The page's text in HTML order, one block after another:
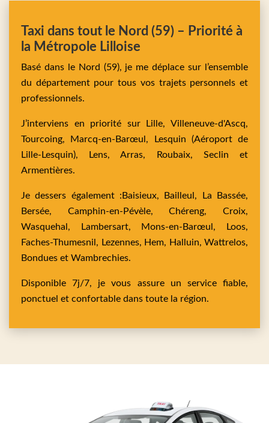
Taxi dans tout le Nord (59) – Priorité à
la Métropole Lilloise
Basé dans le Nord (59), je me déplace sur l’ensemble
du département pour tous vos trajets personnels et
professionnels.
J’interviens en priorité surLille,Villeneuve-d'Ascq,
Tourcoing,
Marcq-en-Barœul, Lesquin (Aéroport de
Lille-Lesquin), Lens,Arras, Roubaix, Seclin et
Armentières.
Je dessers également : Baisieux, Bailleul,
La Bassée,
Bersée, Camphin-en-Pévèle,Chéreng,Croix,
Wasquehal,
Lambersart, Mons-en-Barœul,
Loos,
Faches-Thumesnil, Lezennes, Hem, Halluin, Wattrelos,
Bondues et Wambrechies.
Disponible 7j/7, je vous assure un service fiable,
ponctuel et confortable dans toute la région.